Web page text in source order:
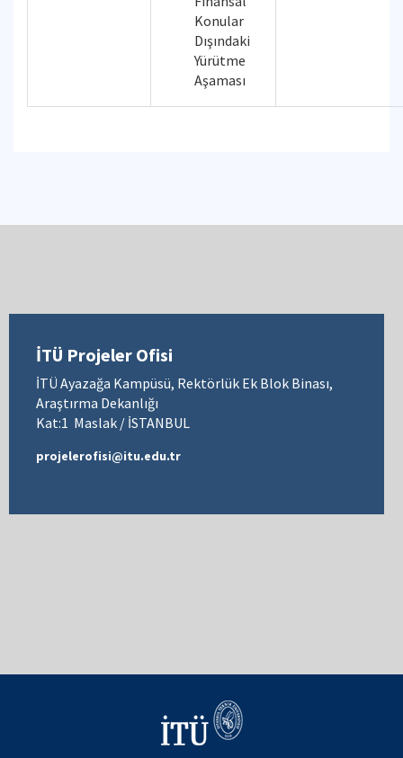
Konular
Dışındaki
Yürütme
Aşaması
İTÜ Projeler Ofisi
İTÜ Ayazağa Kampüsü, Rektörlük Ek Blok Binası,
Araştırma Dekanlığı
Kat:1 Maslak / İSTANBUL
projelerofisi@itu.edu.tr